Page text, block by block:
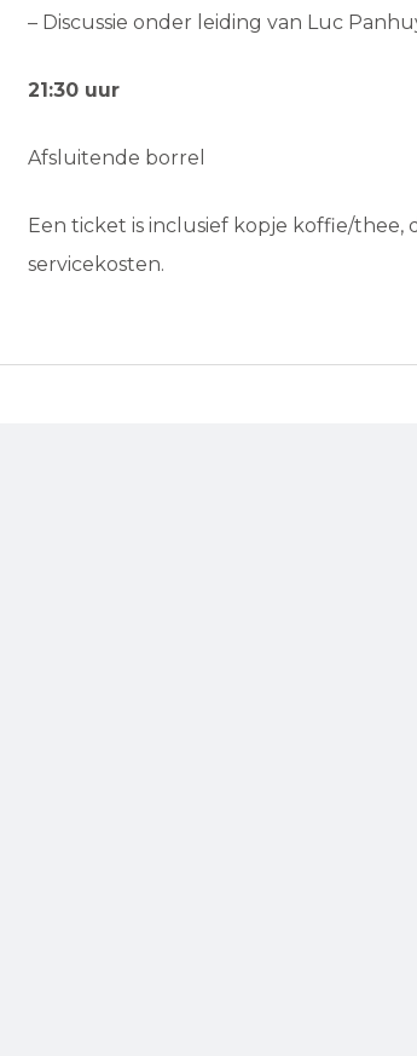
– Discussie onder leiding van Luc
21:30 uur
Afsluitende borrel
Een ticket is inclusief kopje koffie/thee,
servicekosten.